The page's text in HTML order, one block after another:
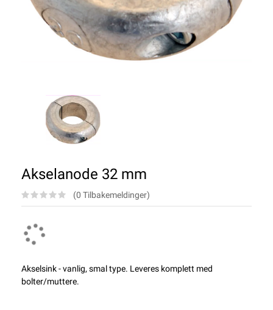
Akselanode 32 mm
(0 Tilbakemeldinger)
Akselsink - vanlig, smal type. Leveres komplett med
bolter/muttere.